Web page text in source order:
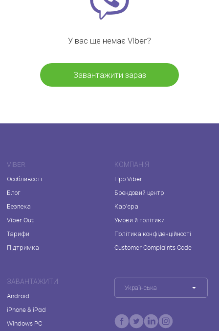
У вас ще немає Viber?
Завантажити зараз
VIBER
Особливості
Блог
Безпека
Viber Out
Тарифи
Підтримка
КОМПАНІЯ
Про Viber
Брендовий центр
Кар'єра
Умови й політики
Політика конфіденційності
Customer Complaints Code
ЗАВАНТАЖИТИ
Android
iPhone & iPad
Windows PC
Українська